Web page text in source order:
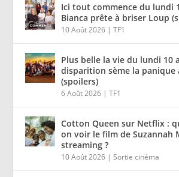
Ici tout commence du lundi
Bianca prête à briser Loup
10 Août 2026 |TF1
Plus belle la vie du lundi 10
disparition sème la panique
(spoilers)
6 Août 2026 |TF1
Cotton Queen sur Netflix :
on voir le film de Suzannah
streaming ?
10 Août 2026 |Sortie cinéma